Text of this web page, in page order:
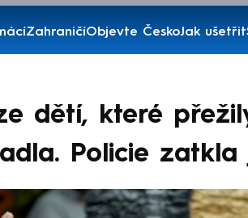
ZahraničíObjevte ČeskoJak ušetřit
dětí, které
Policie zatkla